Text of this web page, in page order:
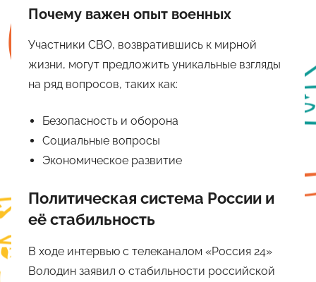
Почему важен опыт военных
Участники СВО, возвратившись к мирной
жизни, могут предложить уникальные взгляды
на ряд вопросов, таких как:
Безопасность и оборона
Социальные вопросы
Экономическое развитие
Политическая система России и
её стабильность
В ходе интервью с телеканалом «Россия 24»
Володин заявил о стабильности российской